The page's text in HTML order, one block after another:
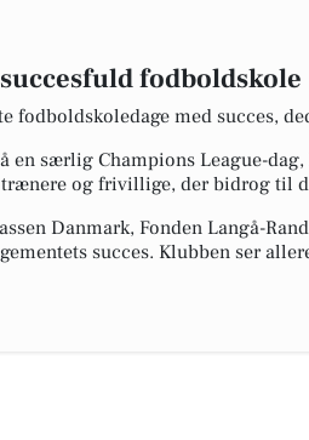
fodboldskole
fodboldskoledage med succes,
en særlig Champions League-
og frivillige, der bidrog til
Danmark, Fonden Langå-
succes. Klubben ser